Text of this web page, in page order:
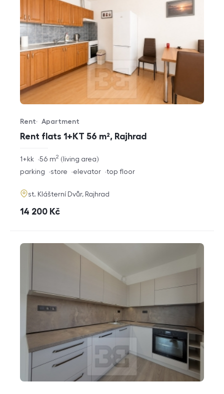
Rent flats 1+KT 56 m², Rajhrad
Offer type
Rent
Property type
Apartment
rozměry
disposition
1+kk living area
56 m2
funkce
parking store elevator top floor
adresa
st. Klášterní Dvůr, Rajhrad
cena
14 200 Kč